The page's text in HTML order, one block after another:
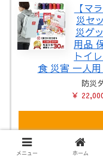
【マ
災セ
災グ
用品
トイ
食 災害 一人
防災
￥
メニュー ホーム